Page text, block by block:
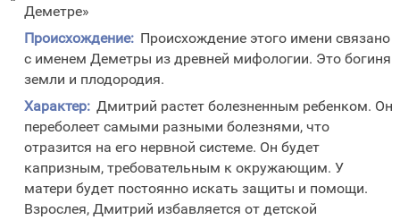
Деметре»
Происхождение: Происхождение этого имени связано
с именем Деметры из древней мифологии. Это богиня
земли и плодородия.
Характер: Дмитрий растет болезненным ребенком. Он
переболеет самыми разными болезнями, что
отразится на его нервной системе. Он будет
капризным, требовательным к окружающим. У
матери будет постоянно искать защиты и помощи.
Взрослея, Дмитрий избавляется от детской